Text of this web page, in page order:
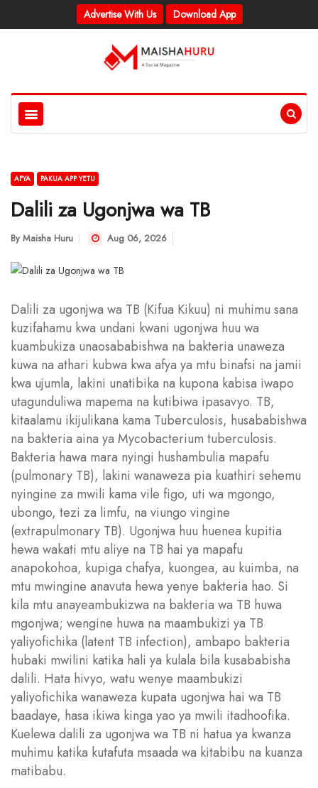
Advertise With Us Download App
AFYA PAKUA APP YETU
Dalili za Ugonjwa wa TB
By Maisha Huru Aug 06, 2026
Dalili za ugonjwa wa TB (Kifua Kikuu) ni muhimu sana
kuzifahamu kwa undani kwani ugonjwa huu wa
kuambukiza unaosababishwa na bakteria unaweza
kuwa na athari kubwa kwa afya ya mtu binafsi na jamii
kwa ujumla, lakini unatibika na kupona kabisa iwapo
utagunduliwa mapema na kutibiwa ipasavyo. TB,
kitaalamu ikijulikana kama Tuberculosis, husababishwa
na bakteria aina ya Mycobacterium tuberculosis.
Bakteria hawa mara nyingi hushambulia mapafu
(pulmonary TB), lakini wanaweza pia kuathiri sehemu
nyingine za mwili kama vile figo, uti wa mgongo,
ubongo, tezi za limfu, na viungo vingine
(extrapulmonary TB). Ugonjwa huu huenea kupitia
hewa wakati mtu aliye na TB hai ya mapafu
anapokohoa, kupiga chafya, kuongea, au kuimba, na
mtu mwingine anavuta hewa yenye bakteria hao. Si
kila mtu anayeambukizwa na bakteria wa TB huwa
mgonjwa; wengine huwa na maambukizi ya TB
yaliyofichika (latent TB infection), ambapo bakteria
hubaki mwilini katika hali ya kulala bila kusababisha
dalili. Hata hivyo, watu wenye maambukizi
yaliyofichika wanaweza kupata ugonjwa hai wa TB
baadaye, hasa ikiwa kinga yao ya mwili itadhoofika.
Kuelewa dalili za ugonjwa wa TB ni hatua ya kwanza
muhimu katika kutafuta msaada wa kitabibu na kuanza
matibabu.